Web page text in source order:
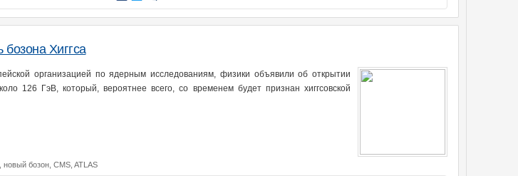
Хиггса
организацией по ядерным исследованиям, физики объявили об открытии
126 ГэВ, который, вероятнее всего, со временем будет признан хиггсовской
новый бозон, CMS, ATLAS